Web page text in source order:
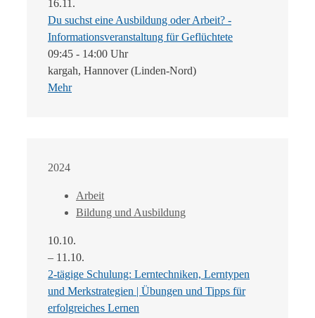
16.11.
Du suchst eine Ausbildung oder Arbeit? -
Informationsveranstaltung für Geflüchtete
09:45 - 14:00 Uhr
kargah, Hannover (Linden-Nord)
Mehr
2024
Arbeit
Bildung und Ausbildung
10.10.
– 11.10.
2-tägige Schulung: Lerntechniken, Lerntypen
und Merkstrategien | Übungen und Tipps für
erfolgreiches Lernen